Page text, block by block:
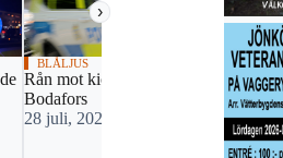
›
BLÅLJUS
Rån mot kiosk i
Bodafors
28 juli, 2026 17:30
BLÅLJUS
Bilist
vinglig färd